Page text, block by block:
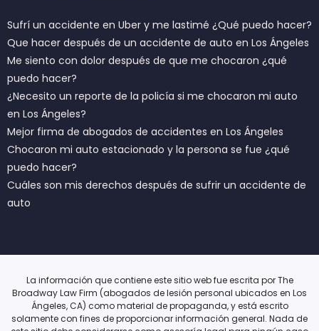
Sufrí un accidente en Uber y me lastimé ¿Qué puedo hacer?
Que hacer después de un accidente de auto en Los Ángeles
Me siento con dolor después de que me chocaron ¿qué
puedo hacer?
¿Necesito un reporte de la policía si me chocaron mi auto
en Los Ángeles?
Mejor firma de abogados de accidentes en Los Ángeles
Chocaron mi auto estacionado y la persona se fue ¿qué
puedo hacer?
Cuáles son mis derechos después de sufrir un accidente de
auto
La información que contiene este sitio web fue escrita por The
Broadway Law Firm (abogados de lesión personal ubicados en Los
Ángeles, CA) como material de propaganda, y está escrito
solamente con fines de proporcionar información general. Nada de